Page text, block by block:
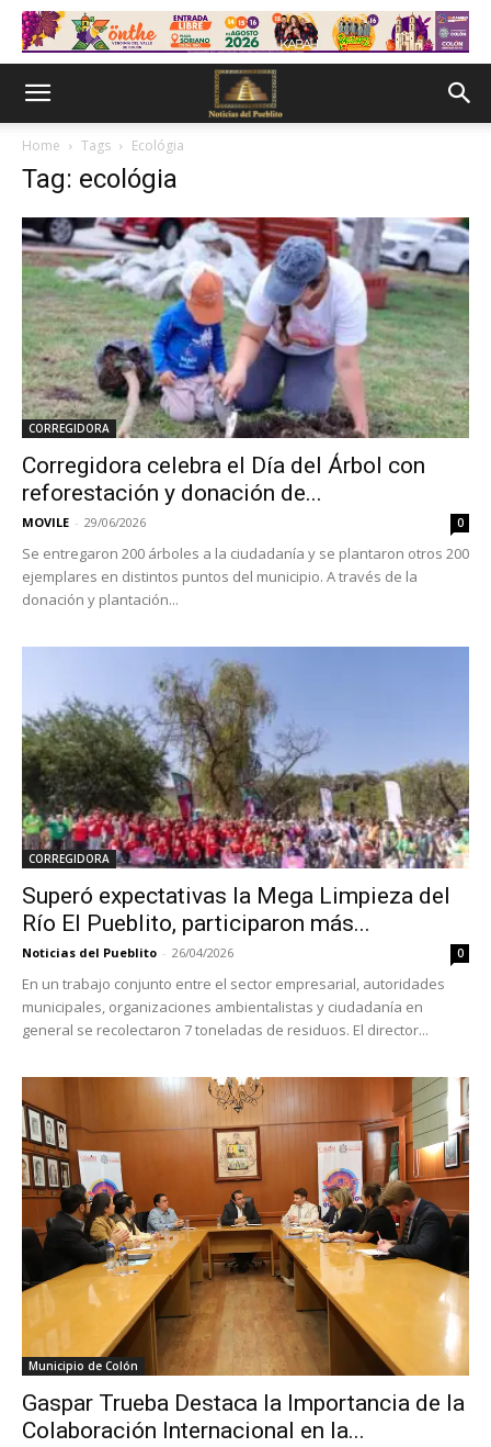
Home Tags Ecológia
Tag: ecológia
CORREGIDORA
Corregidora celebra el Día del Árbol con
reforestación y donación de...
MOVILE - 29/06/2026 0
Se entregaron 200 árboles a la ciudadanía y se plantaron otros 200
ejemplares en distintos puntos del municipio. A través de la
donación y plantación...
CORREGIDORA
Superó expectativas la Mega Limpieza del
Río El Pueblito, participaron más...
Noticias del Pueblito - 26/04/2026 0
En un trabajo conjunto entre el sector empresarial, autoridades
municipales, organizaciones ambientalistas y ciudadanía en
general se recolectaron 7 toneladas de residuos. El director...
Municipio de Colón
Gaspar Trueba Destaca la Importancia de la
Colaboración Internacional en la...